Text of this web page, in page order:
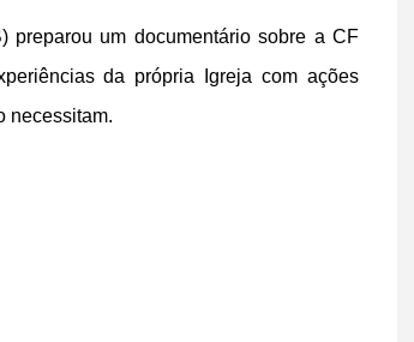
preparou um documentário sobre a CF
da própria Igreja com ações
necessitam.